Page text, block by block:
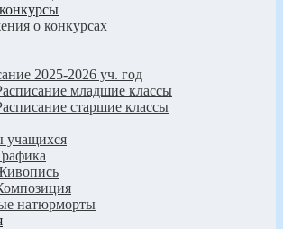
о конкурсах
2025-2026 уч. год
младшие классы
старшие классы
учащихся
натюрморты